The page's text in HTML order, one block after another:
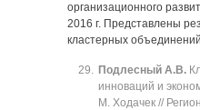
организационного
2016 г. Представлены
кластерных
Подлесный А.В.
инноваций и
М. Ходачек //